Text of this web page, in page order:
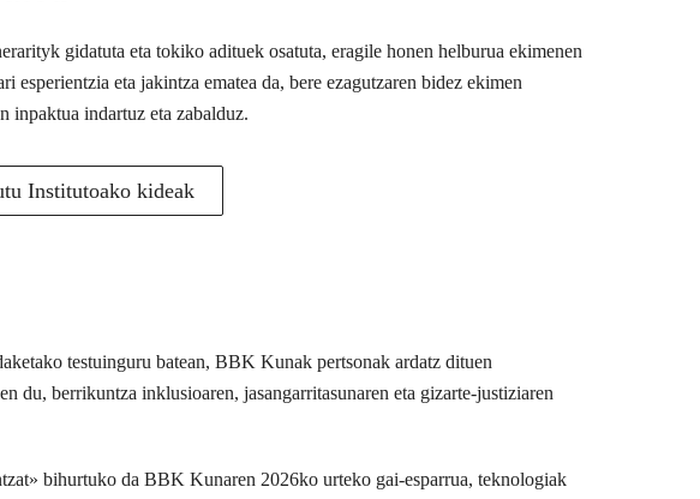
gidatuta eta tokiko adituek osatuta, eragile honen helburua ekimenen
esperientzia eta jakintza ematea da, bere ezagutzaren bidez ekimen
inpaktua indartuz eta zabalduz.
Institutoako kideak
testuinguru batean, BBK Kunak pertsonak ardatz dituen
du, berrikuntza inklusioaren, jasangarritasunaren eta gizarte-justiziaren
bihurtuko da BBK Kunaren 2026ko urteko gai-esparrua, teknologiak